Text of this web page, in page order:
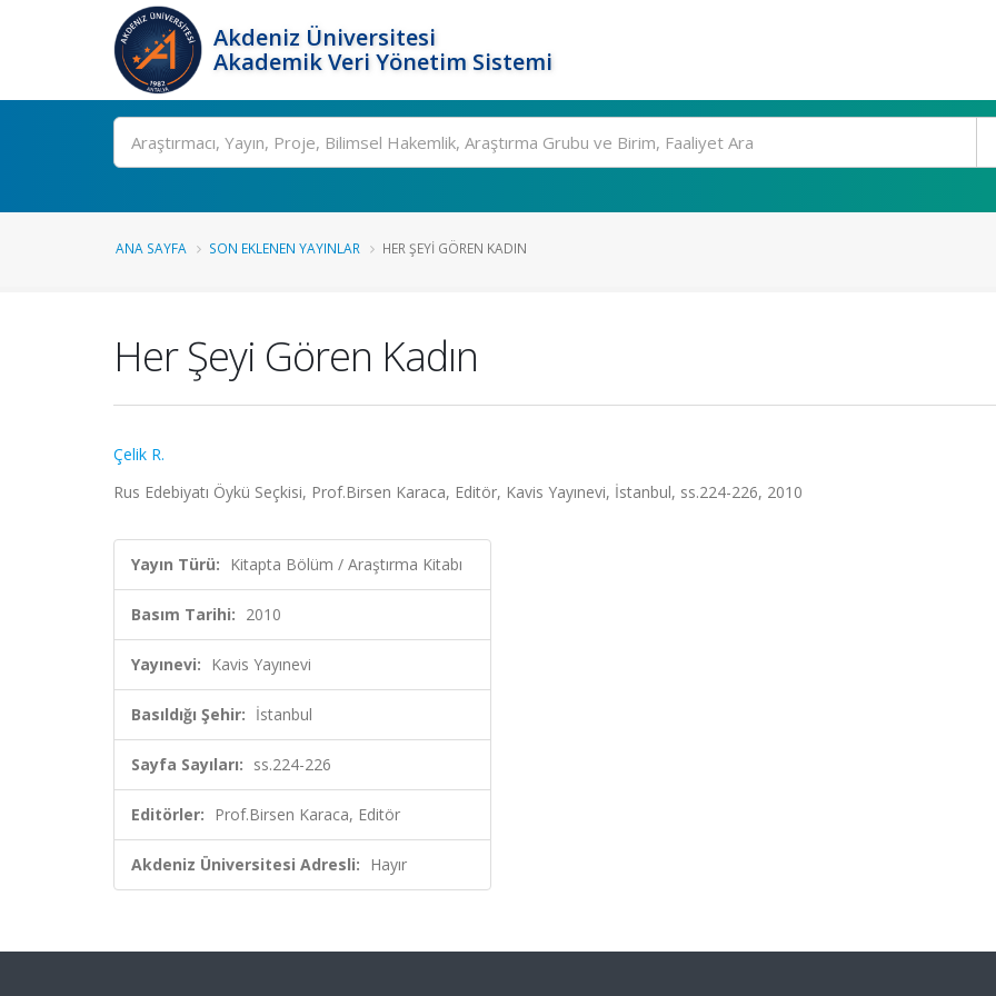
Akdeniz Üniversitesi
Akademik Veri Yönetim Sistemi
Ara
ANA SAYFA SON EKLENEN YAYINLAR HER ŞEYI GÖREN KADIN
Her Şeyi Gören Kadın
Çelik R.
Rus Edebiyatı Öykü Seçkisi, Prof.Birsen Karaca, Editör, Kavis Yayınevi, İstanbul, ss.224-226, 2010
Yayın Türü: Kitapta Bölüm / Araştırma Kitabı
Basım Tarihi: 2010
Yayınevi: Kavis Yayınevi
Basıldığı Şehir: İstanbul
Sayfa Sayıları: ss.224-226
Editörler: Prof.Birsen Karaca, Editör
Akdeniz Üniversitesi Adresli: Hayır